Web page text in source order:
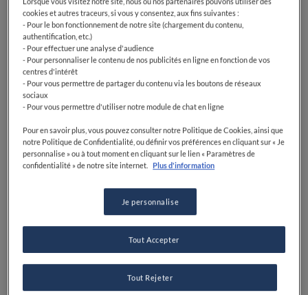
culinaires de la region.
De Saint Saint-Tropez à Saint-Raphaël, voici une
sélection de restaurants où vivre une expérience
culinaire et découvrir la Riviera française à table.
Récif - Les Roches Rouges
« La Méditerranée, en bout de table » : voici la devise
, qui se trouve sur la terrasse de ce
établissement à l’architecture moderniste situé sur la
route de l’Estérel, face à la mer et à l’île d’Or.
Récompensé d’une étoile au Guide Michelin pour sa
raffinée cuisine inspirée par les saveurs de la
Méditerranéenne, cette table contemporaine permet
de profiter d’une expérience gastronomique
cookies et autres traceurs, si vous y consentez, aux fins suivantes :
- Pour le bon fonctionnement de notre site (chargement du contenu,
authentification, etc.)
- Pour effectuer une analyse d'audience
- Pour personnaliser le contenu de nos publicités en ligne en fonction de vos
centres d'intérêt
- Pour vous permettre de partager du contenu via les boutons de réseaux
sociaux
- Pour vous permettre d'utiliser notre module de chat en ligne
Pour en savoir plus, vous pouvez consulter notre Politique de Cookies, ainsi que
notre Politique de Confidentialité, ou définir vos préférences en cliquant sur « Je
personnalise » ou à tout moment en cliquant sur le lien « Paramètres de
confidentialité » de notre site internet.
Plus d'information
Je personnalise
Tout Rejeter
Tout Accepter